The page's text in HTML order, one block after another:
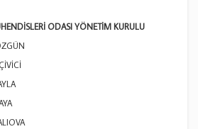
ODASI YÖNETİM KURULU
ÖZGÜN
ÇİVİCİ